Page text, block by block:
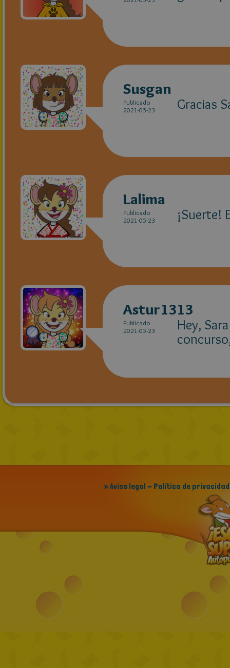
Susgan
Publicado
2021-05-23
Gracias
Lalima
Publicado
2021-05-23
¡Suerte!
Astur1313
Publicado
2021-05-23
Hey,
» Aviso legal - Política de privacidad